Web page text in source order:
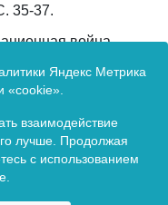
35-37.
война
/ А.А.
- 2022. -
Яндекс Метрика
«cookie».
взаимодействие
лучше. Продолжая
с использованием